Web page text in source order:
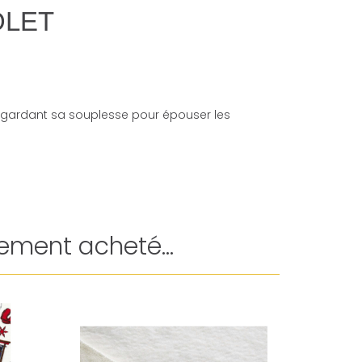
sa souplesse pour épouser les
acheté...